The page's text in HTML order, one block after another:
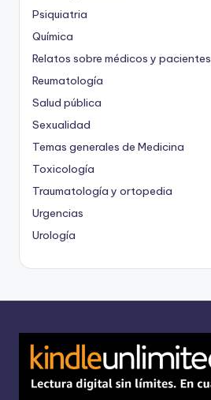
Psiquiatria
Química
Relatos sobre médicos y pacientes
Reumatología
Salud pública
Sexualidad
Temas generales de Medicina
Toxicología
Traumatología y ortopedia
Urgencias
Urología